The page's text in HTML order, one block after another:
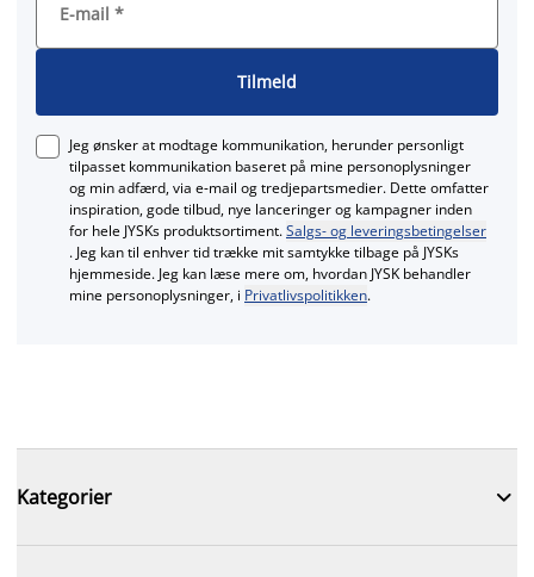
E-mail *
Tilmeld
Jeg ønsker at modtage kommunikation, herunder personligt
tilpasset kommunikation baseret på mine personoplysninger
og min adfærd, via e‑mail og tredjepartsmedier. Dette omfatter
inspiration, gode tilbud, nye lanceringer og kampagner inden
for hele JYSKs produktsortiment.Salgs- og leveringsbetingelser
. Jeg kan til enhver tid trække mit samtykke tilbage på JYSKs
hjemmeside. Jeg kan læse mere om, hvordan JYSK behandler
mine personoplysninger, i Privatlivspolitikken.
Kategorier 